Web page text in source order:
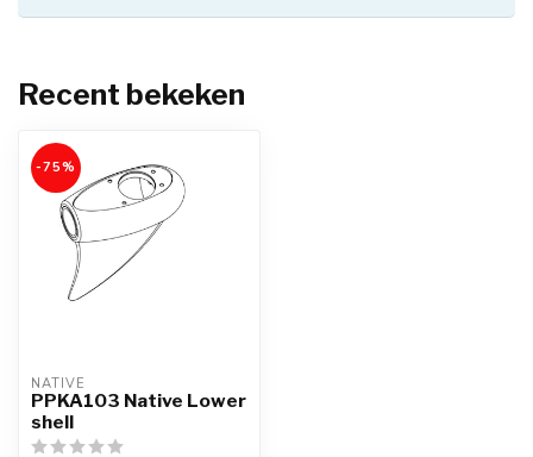
Recent bekeken
-75%
NATIVE
PPKA103 Native Lower
shell